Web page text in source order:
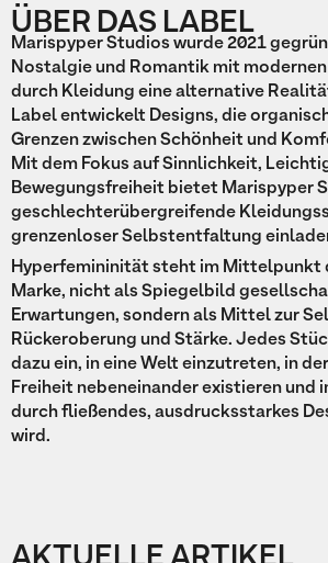
ÜBER DAS LABEL
Marispyper Studios wurde 2021
Nostalgie und Romantik mit
durch Kleidung eine alternative
Label entwickelt Designs, die
Grenzen zwischen Schönheit und
Mit dem Fokus auf Sinnlichkeit,
Bewegungsfreiheit bietet Marispyper
geschlechterübergreifende
grenzenloser Selbstentfaltung
Hyperfemininität steht im Mittelpunkt
Marke, nicht als Spiegelbild
Erwartungen, sondern als Mittel zur
Rückeroberung und Stärke. Jedes
dazu ein, in eine Welt einzutreten, in
Freiheit nebeneinander existieren und
durch fließendes, ausdrucksstarkes
wird.